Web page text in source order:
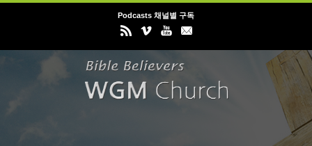
Podcasts 채널별 구독